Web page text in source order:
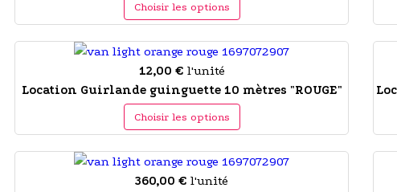
Choisir les options
12,00 € l'unité
Location Guirlande guinguette 10 mètres "ROUGE"
Choisir les options
360,00 € l'unité